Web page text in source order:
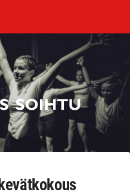
Imatran Nuorisosirkusyhdistys ry